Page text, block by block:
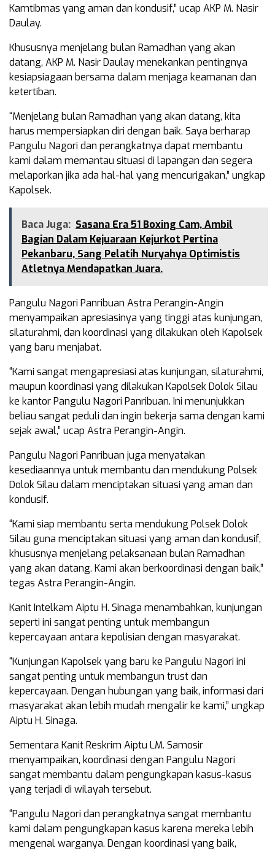
Kamtibmas yang aman dan kondusif,” ucap AKP M. Nasir
Daulay.
Khususnya menjelang bulan Ramadhan yang akan
datang, AKP M. Nasir Daulay menekankan pentingnya
kesiapsiagaan bersama dalam menjaga keamanan dan
ketertiban.
“Menjelang bulan Ramadhan yang akan datang, kita
harus mempersiapkan diri dengan baik. Saya berharap
Pangulu Nagori dan perangkatnya dapat membantu
kami dalam memantau situasi di lapangan dan segera
melaporkan jika ada hal-hal yang mencurigakan,” ungkap
Kapolsek.
Baca Juga: Sasana Era 51 Boxing Cam, Ambil
Bagian Dalam Kejuaraan Kejurkot Pertina
Pekanbaru, Sang Pelatih Nuryahya Optimistis
Atletnya Mendapatkan Juara.
Pangulu Nagori Panribuan Astra Perangin-Angin
menyampaikan apresiasinya yang tinggi atas kunjungan,
silaturahmi, dan koordinasi yang dilakukan oleh Kapolsek
yang baru menjabat.
“Kami sangat mengapresiasi atas kunjungan, silaturahmi,
maupun koordinasi yang dilakukan Kapolsek Dolok Silau
ke kantor Pangulu Nagori Panribuan. Ini menunjukkan
beliau sangat peduli dan ingin bekerja sama dengan kami
sejak awal,” ucap Astra Perangin-Angin.
Pangulu Nagori Panribuan juga menyatakan
kesediaannya untuk membantu dan mendukung Polsek
Dolok Silau dalam menciptakan situasi yang aman dan
kondusif.
“Kami siap membantu serta mendukung Polsek Dolok
Silau guna menciptakan situasi yang aman dan kondusif,
khususnya menjelang pelaksanaan bulan Ramadhan
yang akan datang. Kami akan berkoordinasi dengan baik,”
tegas Astra Perangin-Angin.
Kanit Intelkam Aiptu H. Sinaga menambahkan, kunjungan
seperti ini sangat penting untuk membangun
kepercayaan antara kepolisian dengan masyarakat.
“Kunjungan Kapolsek yang baru ke Pangulu Nagori ini
sangat penting untuk membangun trust dan
kepercayaan. Dengan hubungan yang baik, informasi dari
masyarakat akan lebih mudah mengalir ke kami,” ungkap
Aiptu H. Sinaga.
Sementara Kanit Reskrim Aiptu LM. Samosir
menyampaikan, koordinasi dengan Pangulu Nagori
sangat membantu dalam pengungkapan kasus-kasus
yang terjadi di wilayah tersebut.
“Pangulu Nagori dan perangkatnya sangat membantu
kami dalam pengungkapan kasus karena mereka lebih
mengenal warganya. Dengan koordinasi yang baik,